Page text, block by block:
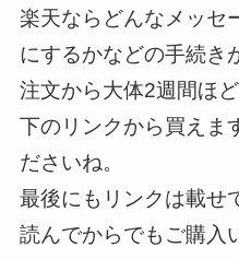
楽天ならどんなメッセ
にするかなどの手続き
注文から大体2週間ほ
下のリンクから買えま
ださいね。
最後にもリンクは載せ
読んでからでもご購入